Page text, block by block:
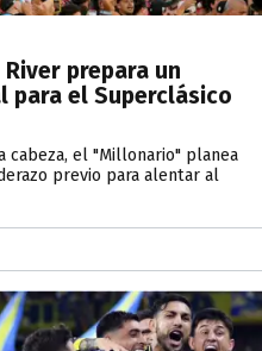
prepara un
para el Superclásico
cabeza, el "Millonario" planea
previo para alentar al